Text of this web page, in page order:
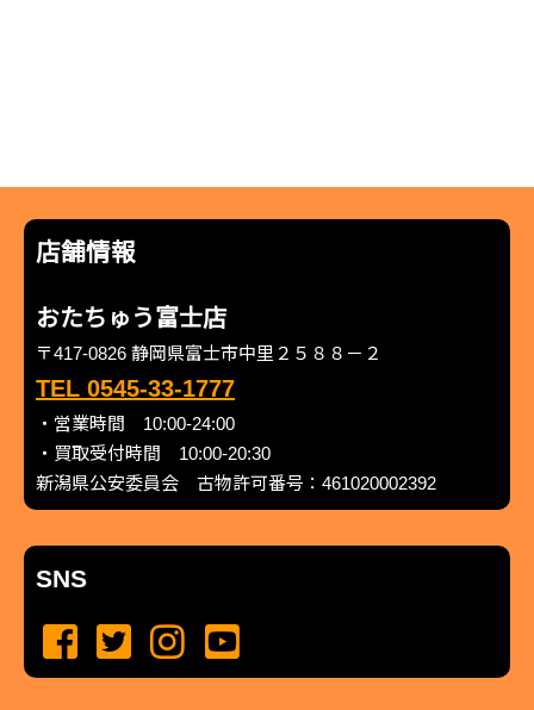
店舗情報
おたちゅう富士店
〒417-0826 静岡県富士市中里２５８８－２
TEL 0545-33-1777
・営業時間 10:00-24:00
・買取受付時間 10:00-20:30
新潟県公安委員会 古物許可番号：461020002392
SNS